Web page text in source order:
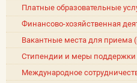
Платные образовательные
Финансово-хозяйственная
Вакантные места для приема
Стипендии и меры
Международное